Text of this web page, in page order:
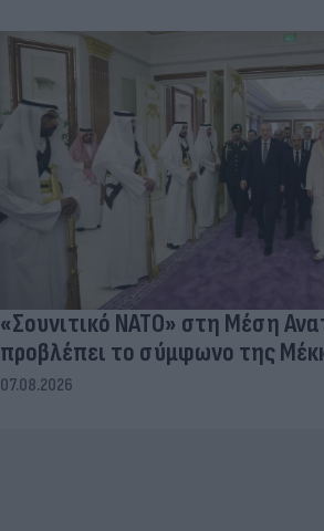
«Σουνιτικό ΝΑΤΟ» στη Μέση
προβλέπει το σύμφωνο της
07.08.2026